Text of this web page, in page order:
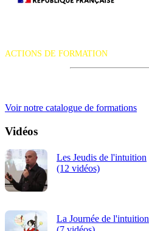
ACTIONS DE FORMATION
Voir notre catalogue de formations
Vidéos
Les Jeudis de l'intuition
(12 vidéos)
La Journée de l'intuition